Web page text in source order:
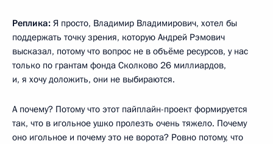
Реплика: Я просто, Владимир Владимирович, хотел бы
поддержать точку зрения, которую Андрей Рэмович
высказал, потому что вопрос не в объёме ресурсов, у нас
только по грантам фонда Сколково 26 миллиардов,
и, я хочу доложить, они не выбираются.
А почему? Потому что этот пайплайн-проект формируется
так, что в игольное ушко пролезть очень тяжело. Почему
оно игольное и почему это не ворота? Ровно потому, что